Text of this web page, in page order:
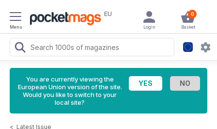
Menu
EU 0
Basket
Login
You are currently viewing the
European Union version of the site.
Would you like to switch to your
local site?
< Latest Issue